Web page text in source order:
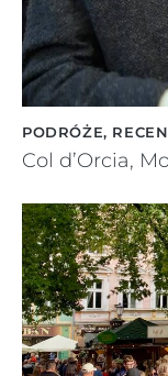
PODRÓŻE,
Col d’Orcia,